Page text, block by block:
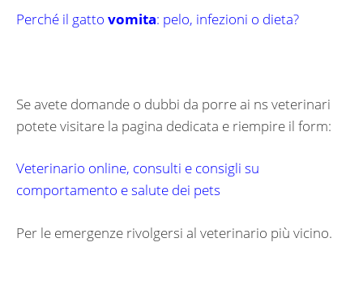
Perché il gatto vomita: pelo, infezioni o dieta?
Se avete domande o dubbi da porre ai ns veterinari
potete visitare la pagina dedicata e riempire il form:
Veterinario online, consulti e consigli su
comportamento e salute dei pets
Per le emergenze rivolgersi al veterinario più vicino.